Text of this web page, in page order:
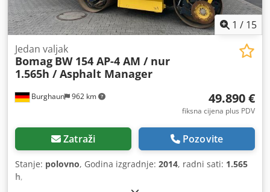
1 / 15
Burghaun 962 km
Jedan valjak
Bomag BW 154 AP-4 AM / nur
1.565h / Asphalt Manager
49.890 €
fiksna cijena plus PDV
Zatraži Pozovite
Stanje: polovno, Godina izgradnje: 2014, radni sati: 1.565
h,